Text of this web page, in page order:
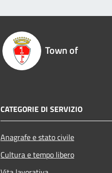
Town of
CATEGORIE DI SERVIZIO
Anagrafe e stato civile
Cultura e tempo libero